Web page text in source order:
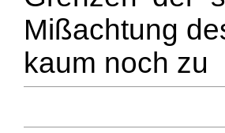
Mißachtung
kaum noch zu